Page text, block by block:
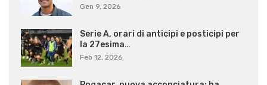
Gen 9, 2026
Serie A, orari di anticipi e posticipi per
la 27esima…
Feb 12, 2026